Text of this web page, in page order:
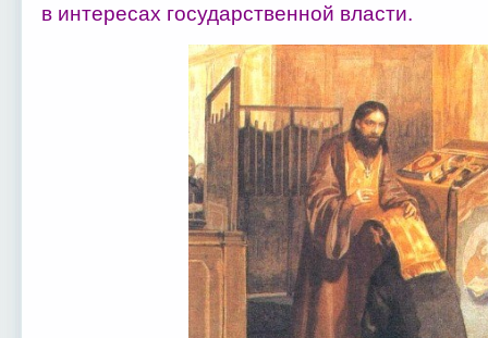
в интересах государственной власти.